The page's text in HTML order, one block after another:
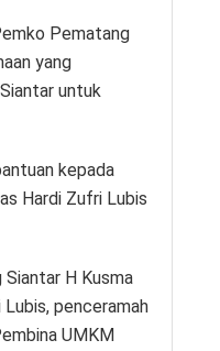
Pematang
yang
untuk
kepada
Hardi Zufri Lubis
H Kusma
penceramah
UMKM